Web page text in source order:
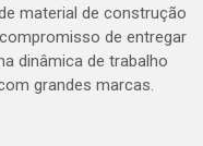
material de construção
de entregar
dinâmica de trabalho
grandes marcas.